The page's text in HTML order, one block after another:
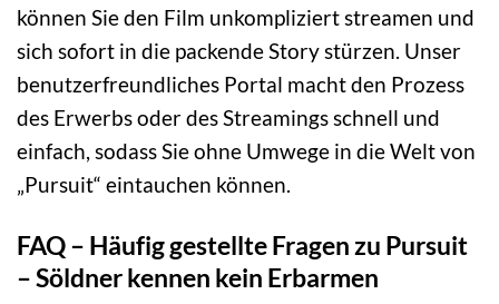
können Sie den Film unkompliziert streamen und
sich sofort in die packende Story stürzen. Unser
benutzerfreundliches Portal macht den Prozess
des Erwerbs oder des Streamings schnell und
einfach, sodass Sie ohne Umwege in die Welt von
„Pursuit“ eintauchen können.
FAQ – Häufig gestellte Fragen zu Pursuit
– Söldner kennen kein Erbarmen